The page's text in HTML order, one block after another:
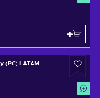
(PC) LATAM